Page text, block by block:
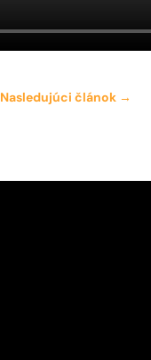
Nasledujúci článok→